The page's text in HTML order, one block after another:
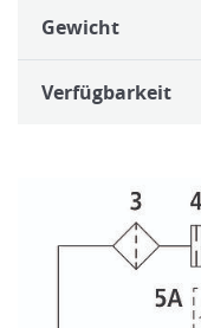
Gewicht
Verfügbarkeit